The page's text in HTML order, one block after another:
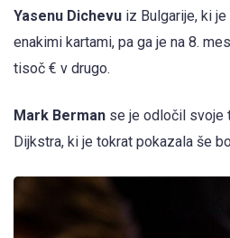
Yasenu Dichevu iz Bulgarije, ki
enakimi kartami, pa ga je na 8.
tisoč € v drugo.
Mark Berman se je odločil svoje
Dijkstra, ki je tokrat pokazala še